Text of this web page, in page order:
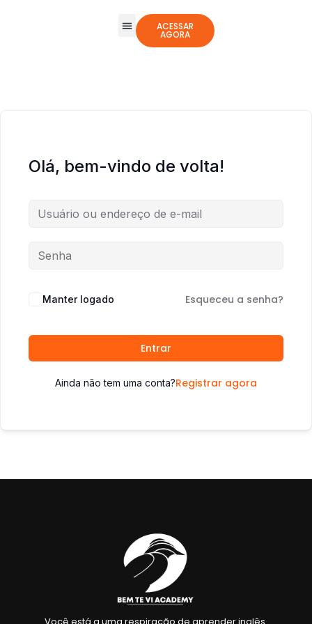
ACESSAR
AGORA
Olá, bem-vindo de volta!
Manter logado Esqueceu a senha?
Entrar
Ainda não tem uma conta?Registrar agora
Você está a uma respiração de aprender inglês.